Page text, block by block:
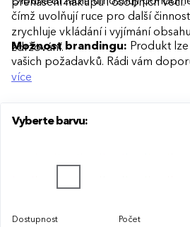
přenášení nákupu i osobních věcí.
čímž uvolňují ruce pro další
zrychluje vkládání i vyjímání
zdržování.
Možnost brandingu: Produkt
vašich požadavků. Rádi vám
technologii potisku s ohledem na
více
Vyberte barvu:
Dostupnost Počet